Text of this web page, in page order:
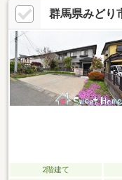
群馬県みどり
2階建て